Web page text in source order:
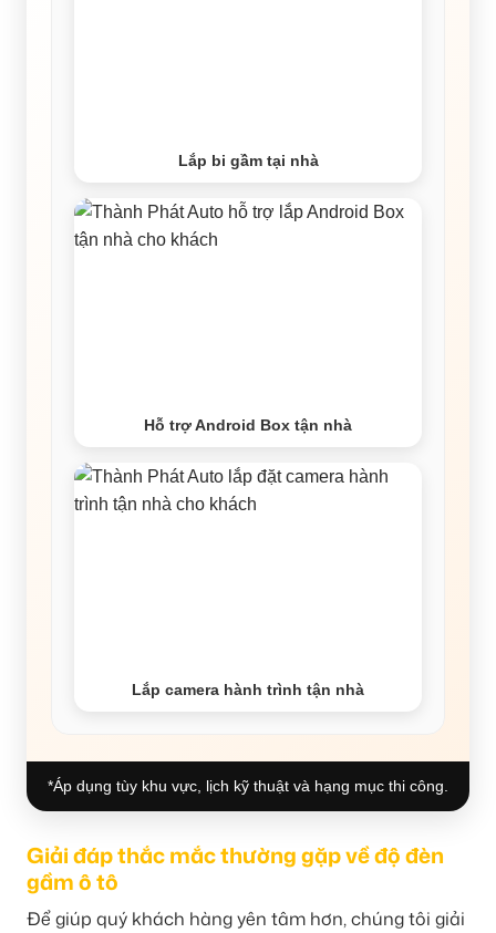
Lắp bi gầm tại nhà
Hỗ trợ Android Box tận nhà
Lắp camera hành trình tận nhà
*Áp dụng tùy khu vực, lịch kỹ thuật và hạng mục thi công.
Giải đáp thắc mắc thường gặp về độ đèn
gầm ô tô
Để giúp quý khách hàng yên tâm hơn, chúng tôi giải